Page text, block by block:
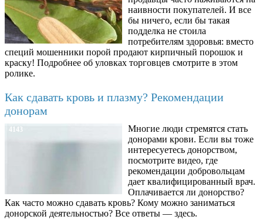
наивности покупателей. И все
бы ничего, если бы такая
подделка не стоила
потребителям здоровья: вместо
специй мошенники порой продают кирпичный порошок и
краску! Подробнее об уловках торговцев смотрите в этом
ролике.
Как сдавать кровь и плазму? Рекомендации
донорам
4143
Многие люди стремятся стать
донорами крови. Если вы тоже
интересуетесь донорством,
посмотрите видео, где
рекомендации добровольцам
дает квалифицированный врач.
Оплачивается ли донорство?
Как часто можно сдавать кровь? Кому можно заниматься
донорской деятельностью? Все ответы — здесь.